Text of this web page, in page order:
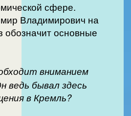
сфере.
Владимирович на
основные
вниманием
ведь бывал здесь
в Кремль?